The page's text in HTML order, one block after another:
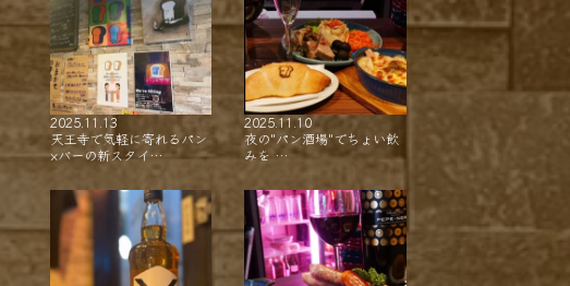
2025.11.13
天王寺で気軽に寄れるパン
×バーの新スタイ…
2025.11.10
夜の"パン酒場"でちょい飲
みを …